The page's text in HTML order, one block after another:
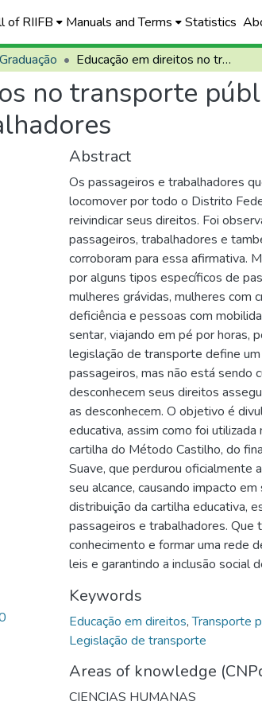
of RIIFB Manuals and Terms Statistics
Graduação Educação em direitos no transporte público do DF: uma cartilha para passageiros e trabalhadores
no transporte
Abstract
Os passageiros e trabalhadores
locomover por todo o Distrito
reivindicar seus direitos. Foi
passageiros, trabalhadores e
corroboram para essa afirmativa.
por alguns tipos específicos de
mulheres grávidas, mulheres com
deficiência e pessoas com
sentar, viajando em pé por horas,
legislação de transporte define
passageiros, mas não está sendo
desconhecem seus direitos
as desconhecem. O objetivo é
educativa, assim como foi
cartilha do Método Castilho, do
Suave, que perdurou oficialmente
seu alcance, causando impacto
distribuição da cartilha educativa,
passageiros e trabalhadores.
conhecimento e formar uma rede
leis e garantindo a inclusão social
Keywords
Educação em direitos,Transporte
Legislação de transporte
Areas of knowledge
CIENCIAS HUMANAS